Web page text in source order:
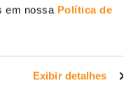
em nossa Política de
Exibir detalhes